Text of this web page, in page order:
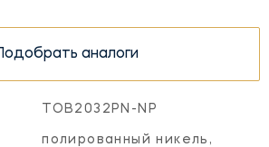
Подобрать аналоги
TOB2032PN-NP
полированный никель,